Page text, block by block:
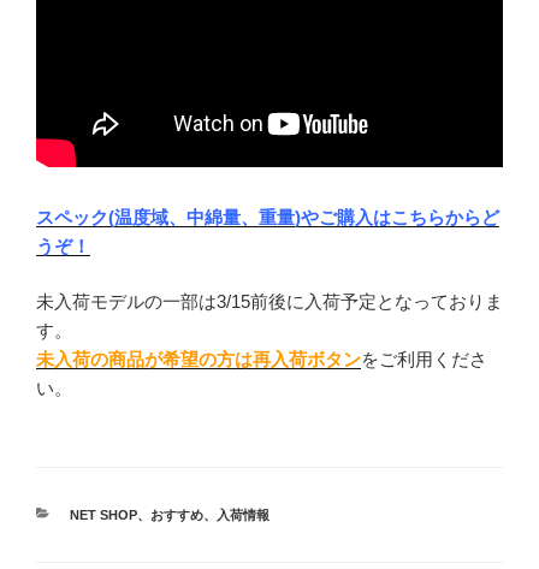
スペック(温度域、中綿量、重量)やご購入はこちらからど
うぞ！
未入荷モデルの一部は3/15前後に入荷予定となっておりま
す。
未入荷の商品が希望の方は再入荷ボタンをご利用くださ
い。
カ
NET SHOP、 おすすめ、 入荷情報